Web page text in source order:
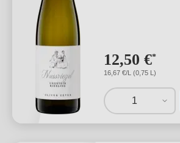
12,50 €*
16,67 €/L (0,75 L)
1